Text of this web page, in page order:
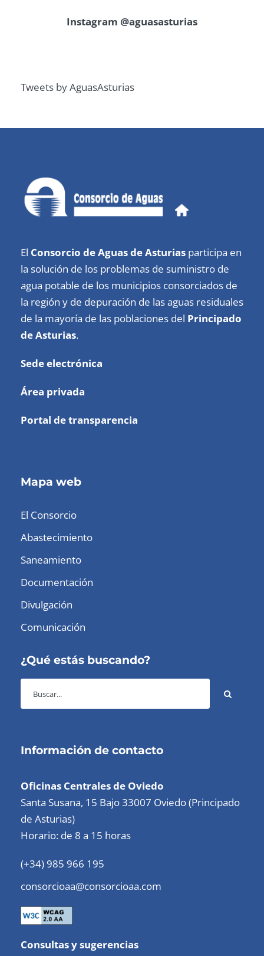
Instagram @aguasasturias
Tweets by AguasAsturias
El Consorcio de Aguas de Asturias participa en
la solución de los problemas de suministro de
agua potable de los municipios consorciados de
la región y de depuración de las aguas residuales
de la mayoría de las poblaciones del Principado
de Asturias.
Sede electrónica
Área privada
Portal de transparencia
Mapa web
El Consorcio
Abastecimiento
Saneamiento
Documentación
Divulgación
Comunicación
¿Qué estás buscando?
Información de contacto
Oficinas Centrales de Oviedo
Santa Susana, 15 Bajo 33007 Oviedo (Principado
de Asturias)
Horario: de 8 a 15 horas
(+34) 985 966 195
consorcioaa@consorcioaa.com
Consultas y sugerencias